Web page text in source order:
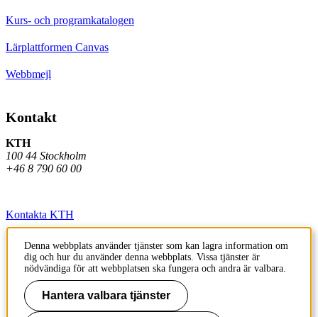
Kurs- och programkatalogen
Lärplattformen Canvas
Webbmejl
Kontakt
KTH
100 44 Stockholm
+46 8 790 60 00
Kontakta KTH
Jobba på KTH
Press och media
Faktura och betalning KTH
Denna webbplats använder tjänster som kan lagra information om
dig och hur du använder denna webbplats. Vissa tjänster är
nödvändiga för att webbplatsen ska fungera och andra är valbara.
Hantera valbara tjänster